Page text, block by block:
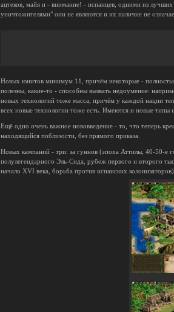
ацтеков, майя и - внимание! - испанцев, одними из
уничтожителями" они не являются и их наличие не
Новых юнитов минимум 11, причём некоторые -
полезны, какие-то - способны вызвать недоумение:
новых технологий тоже масса, причём у каждой нации
всех новые технологии тоже есть. Имеются и новые типы
Ещё одно очень важное нововведение - то, что теперь
находящийся поблизости, без прямого приказа.
Новых кампаний - три: за гуннов (эпоха Аттилы, 40-50-е
полулегендарного Эль-Сида, рубеж первого и второго
начало XVI века, борьба против испанских колонизаторов).